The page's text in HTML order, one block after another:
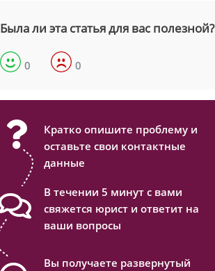
Была ли эта статья для вас полезной?
0 0
Кратко опишите проблему и
оставьте свои контактные
данные
В течении 5 минут с вами
свяжется юрист и ответит на
ваши вопросы
Вы получаете развернутый